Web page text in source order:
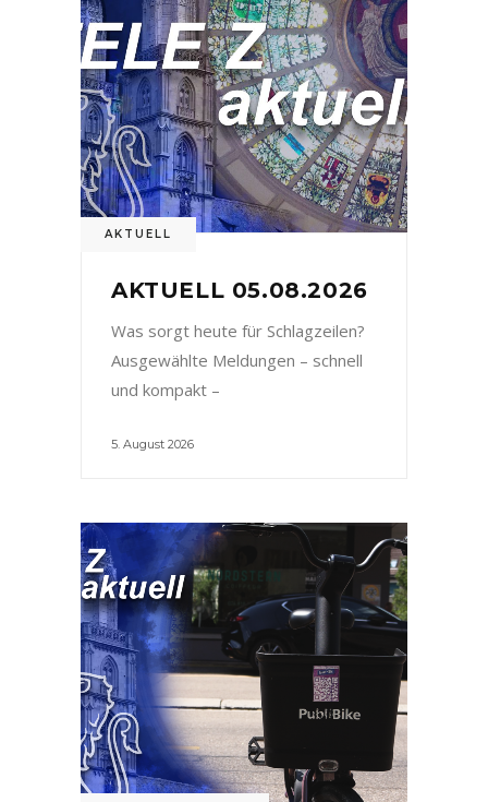
AKTUELL
AKTUELL 05.08.2026
Was sorgt heute für Schlagzeilen?
Ausgewählte Meldungen – schnell
und kompakt –
5. August 2026